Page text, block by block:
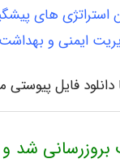
استراتژی های
ایمنی و
دانلود فایل
شد